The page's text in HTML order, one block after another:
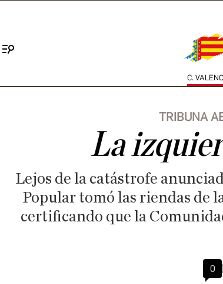
C.
TRIBUNA
La
Lejos de la catástrofe
Popular tomó las riendas de
certificando que la
0